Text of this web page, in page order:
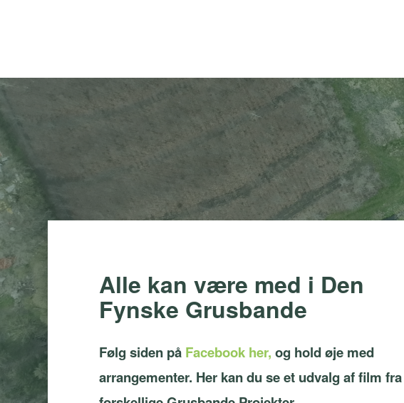
Alle kan være med i Den
Fynske Grusbande
Følg siden på Facebook her, og hold øje med
arrangementer. Her kan du se et udvalg af film fra